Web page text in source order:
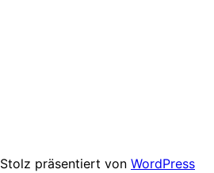
Stolz präsentiert von WordPress